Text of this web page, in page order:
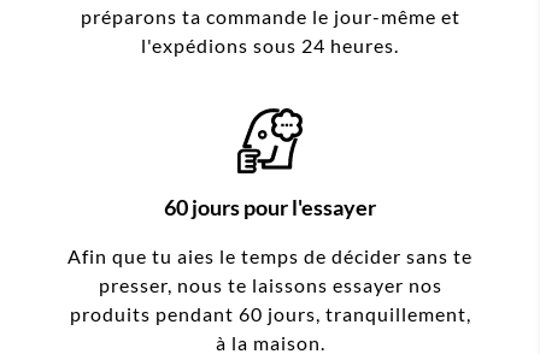
préparons ta commande le jour-même et
l'expédions sous 24 heures.
60 jours pour l'essayer
Afin que tu aies le temps de décider sans te
presser, nous te laissons essayer nos
produits pendant 60 jours, tranquillement,
à la maison.